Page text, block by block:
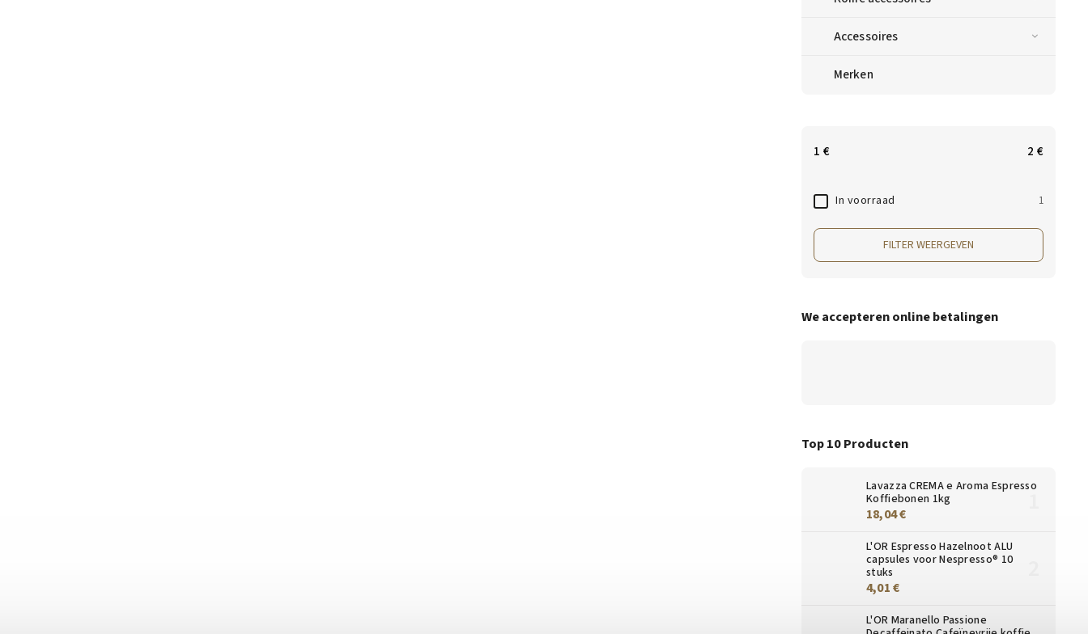
Accessoires
Merken
1 € 2 €
In voorraad 1
FILTER WEERGEVEN
We accepteren online betalingen
Top 10 Producten
Lavazza CREMA e Aroma Espresso
Koffiebonen 1kg
18,04 €
L'OR Espresso Hazelnoot ALU
capsules voor Nespresso® 10
stuks
4,01 €
L'OR Maranello Passione